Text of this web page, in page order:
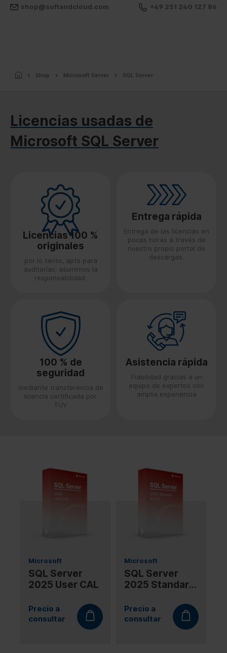
shop@softandcloud.com +49 251 240 127 86
Shop Microsoft Server SQL Server
Licencias usadas de
Microsoft SQL Server
Licencias 100 %
originales
por lo tanto, apto para
auditorías: asumimos la
responsabilidad.
Entrega rápida
Entrega de las licencias en
pocas horas a través de
nuestro propio portal de
descargas.
100 % de
seguridad
mediante transferencia de
licencia certificada por
TÜV
Asistencia rápida
Fiabilidad gracias a un
equipo de expertos con
amplia experiencia
Microsoft
SQL Server
2025 User CAL
Precio a
consultar
Microsoft
SQL Server
2025 Standard
Precio a
consultar